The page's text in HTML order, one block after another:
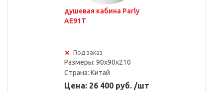
душевая кабина Parly
AE91T
Под заказ
Размеры: 90x90x210
Страна: Китай
Цена: 26 400 руб. /шт